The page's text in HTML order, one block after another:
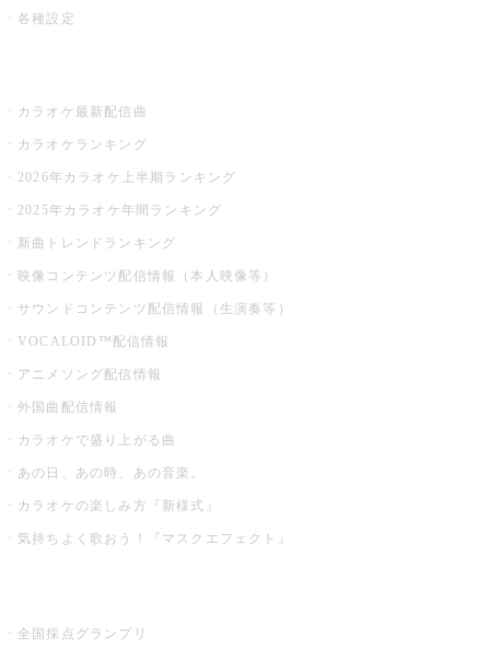
各種設定
カラオケ最新配信曲
カラオケランキング
2026年カラオケ上半期ランキング
2025年カラオケ年間ランキング
新曲トレンドランキング
映像コンテンツ配信情報（本人映像等）
サウンドコンテンツ配信情報（生演奏等）
VOCALOID™配信情報
アニメソング配信情報
外国曲配信情報
カラオケで盛り上がる曲
あの日、あの時、あの音楽。
カラオケの楽しみ方『新様式』
気持ちよく歌おう！『マスクエフェクト』
全国採点グランプリ